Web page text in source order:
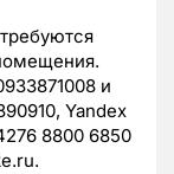
и
Yandex
8800 6850